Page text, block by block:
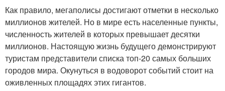
Как правило, мегаполисы достигают отметки в несколько
миллионов жителей. Но в мире есть населенные пункты,
численность жителей в которых превышает десятки
миллионов. Настоящую жизнь будущего демонстрируют
туристам представители списка топ-20 самых больших
городов мира. Окунуться в водоворот событий стоит на
оживленных площадях этих гигантов.